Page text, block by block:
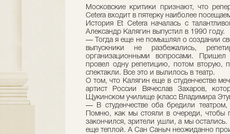
Московские критики признают, что
Cetera входит в пятерку наиболее
История Et Cetera началась с
Александр Калягин выпустил в 1990 году.
— Тогда я еще не помышлял о создании
выпускники не разбежались,
организационными вопросами.
провел одну репетицию, потом вторую,
спектакли. Все это и вылилось в театр.
О том, что Калягин еще в студенчестве
артист России Вячеслав Захаров,
Щукинском училище (класс Владимира
— В студенчестве оба бредили
Помню, как мы стояли в очереди, чтобы
закончился, зрители ушли, а мы
еще теплой. А Сан Саныч неожиданно